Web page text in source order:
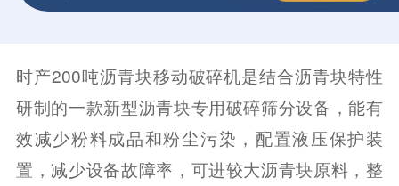
时产200吨沥青块移动破碎机是结合沥青块特性
研制的一款新型沥青块专用破碎筛分设备，能有
效减少粉料成品和粉尘污染，配置液压保护装
置，减少设备故障率，可进较大沥青块原料，整